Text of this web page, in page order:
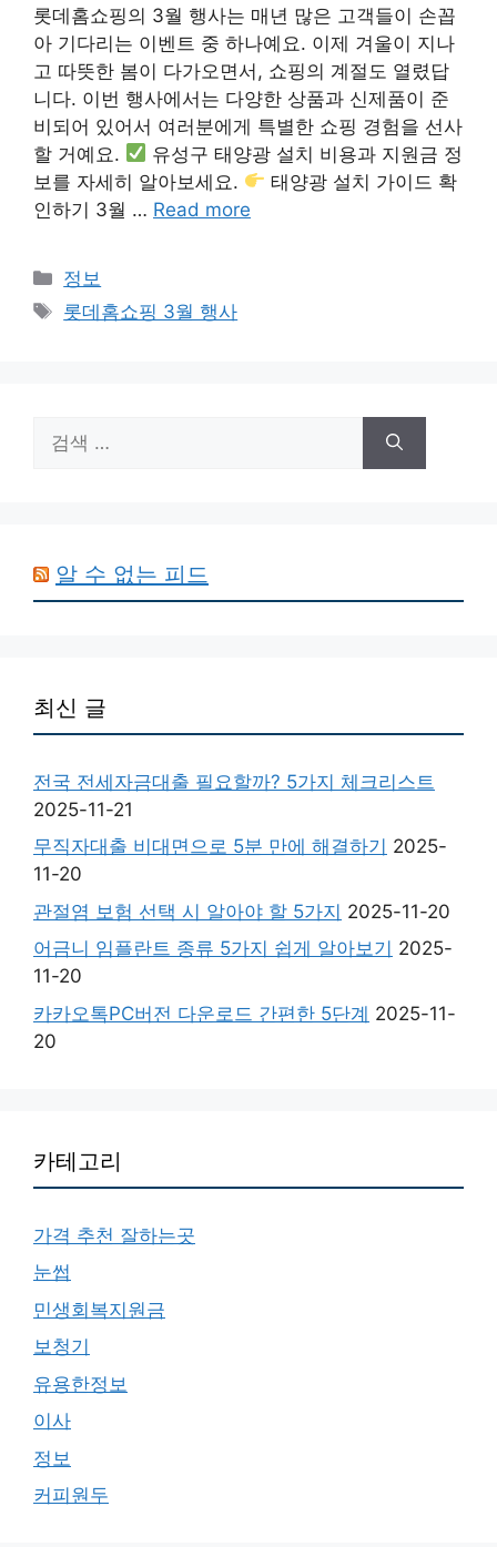
롯데홈쇼핑의 3월 행사는 매년 많은 고객들이 손꼽
아 기다리는 이벤트 중 하나예요. 이제 겨울이 지나
고 따뜻한 봄이 다가오면서, 쇼핑의 계절도 열렸답
니다. 이번 행사에서는 다양한 상품과 신제품이 준
비되어 있어서 여러분에게 특별한 쇼핑 경험을 선사
할 거예요.
유성구 태양광 설치 비용과 지원금 정
보를 자세히 알아보세요.
태양광 설치 가이드 확
인하기 3월 … Read more
카
테
고
정보
태
롯데홈쇼핑 3월 행사
색:
알 수 없는 피드
최신 글
전국 전세자금대출 필요할까? 5가지 체크리스트
2025-11-21
무직자대출 비대면으로 5분 만에 해결하기 2025-
11-20
관절염 보험 선택 시 알아야 할 5가지 2025-11-20
어금니 임플란트 종류 5가지 쉽게 알아보기 2025-
11-20
카카오톡PC버전 다운로드 간편한 5단계 2025-11-
20
카테고리
가격 추천 잘하는곳
눈썹
민생회복지원금
보청기
유용한정보
이사
정보
커피원두